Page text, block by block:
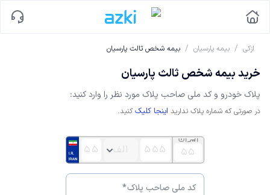
ازکی / بیمه پارسیان / بیمه شخص ثالث پارسیان
خرید بیمه شخص ثالث پارسیان
پلاک خودرو و کد ملی صاحب پلاک مورد نظر را وارد کنید:
در صورتی که شماره پلاک ندارید اینجا کلیک کنید.
کد ملی صاحب پلاک*